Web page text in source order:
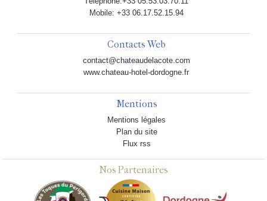
Mobile: +33 06.17.52.15.94
Contacts Web
contact@chateaudelacote.com
www.chateau-hotel-dordogne.fr
Mentions
Mentions légales
Plan du site
Flux rss
Nos Partenaires